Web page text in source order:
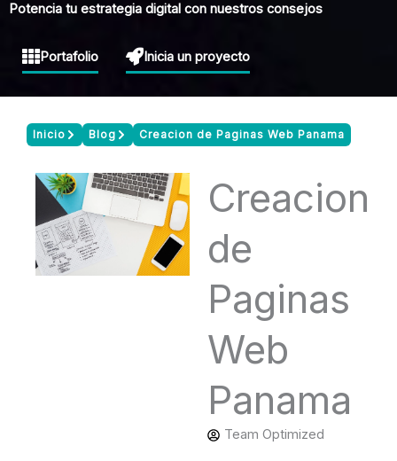
Potencia tu estrategia digital con nuestros consejos
Portafolio Inicia un proyecto
Inicio Blog Creacion de Paginas Web Panama
Creacion
de
Paginas
Web
Panama
Team Optimized